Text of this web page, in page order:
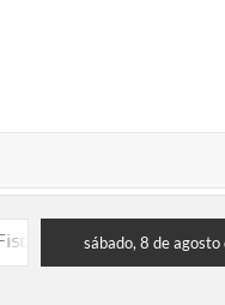
investiga accidente
sábado, 8 de